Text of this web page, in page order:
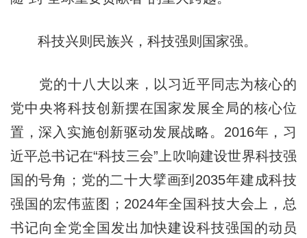
科技兴则民族兴，科技强则国家强。
党的十八大以来，以习近平同志为核心的
党中央将科技创新摆在国家发展全局的核心位
置，深入实施创新驱动发展战略。2016年，习
近平总书记在“科技三会”上吹响建设世界科技强
国的号角；党的二十大擘画到2035年建成科技
强国的宏伟蓝图；2024年全国科技大会上，总
书记向全党全国发出加快建设科技强国的动员